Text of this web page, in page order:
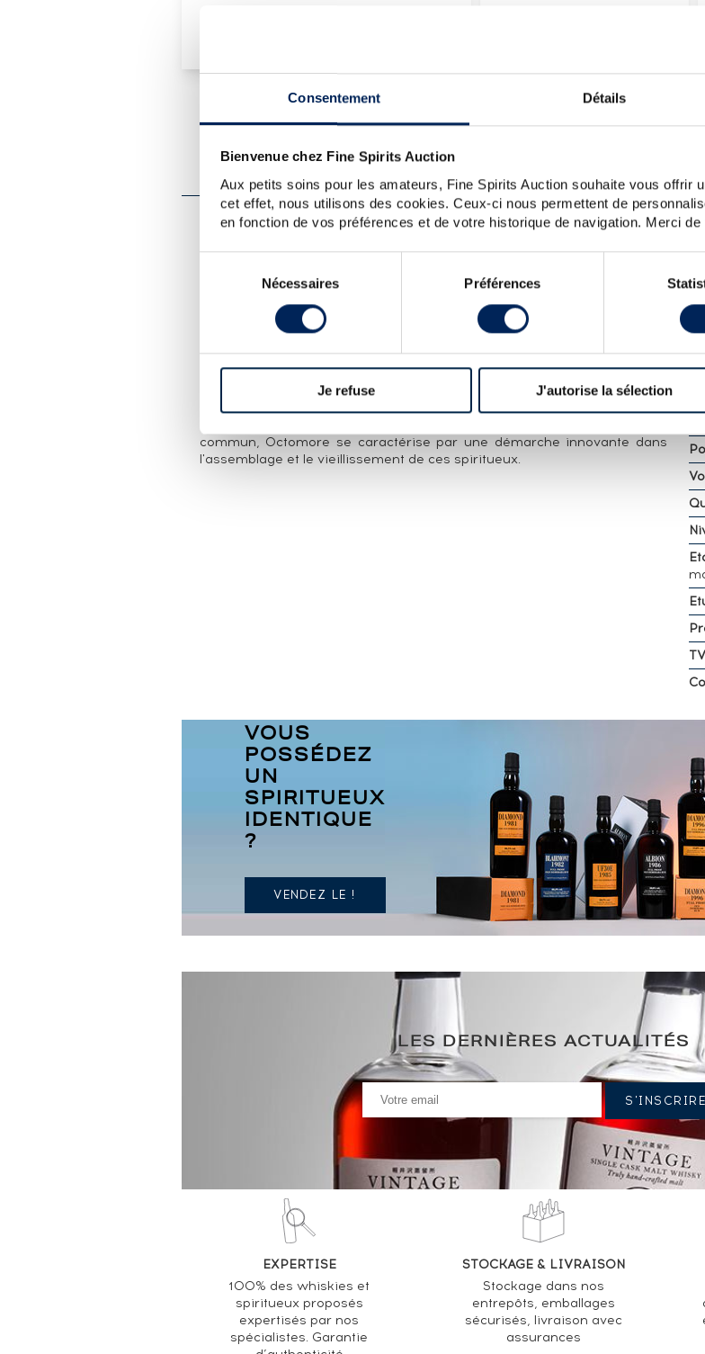
Consentement Détails
Bienvenue chez Fine Spirits Auction
Aux petits soins pour les amateurs, Fine Spirits Auction souhaite vous offrir
cet effet, nous utilisons des cookies. Ceux-ci nous permettent de
en fonction de vos préférences et de votre historique de navigation. Merci de
consentement
Nécessaires Préférences
Je refuse J'autorise la sélection
PRÉSENTATION DU LOT
OCTOMORE 2002 OF. FUTURES BOURBON CASK - BOTTLED
distillations d'Octomore - et embouteillé en avril 2008, au même
en fût de bourbon de la distillerie Buffalo Trace.
En 2002, le maître distillateur de Bruichladdich, Jim McEwan, souhaite
créer le whisky le plus tourbé au monde avec Octomore, pour compléter
la gamme, composée de whiskies non tourbés (Bruichalddich) et très
commun, Octomore se caractérise par une démarche innovante dans
l'assemblage et le vieillissement de ces spiritueux.
VOUS
POSSÉDEZ
UN
SPIRITUEUX
IDENTIQUE
?
VENDEZ LE !
LES DERNIÈRES ACTUALITÉS
EXPERTISE
100% des whiskies et
spiritueux proposés
expertisés par nos
spécialistes. Garantie
STOCKAGE & LIVRAISON
Stockage dans nos
entrepôts, emballages
sécurisés, livraison avec
assurances